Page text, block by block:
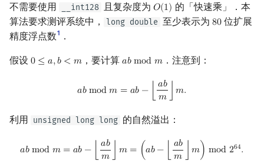
不需要使用
__int128 且复杂度为 𝑂(1)
O(1) 的「快速乘」．本
算法要求测评系统中，
long double 至少表示为 80
80 位扩展
精度浮点数1 ．
假设 0 ≤ 𝑎,𝑏 < 𝑚
0 ≤a ,b<m ，要计算𝑎𝑏mod 𝑚
ab mod m．注意到：
𝑎𝑏mod𝑚 = 𝑎𝑏 − 𝑎𝑏
𝑚
𝑚.
a mod b b m⌋ m
利用 unsigned long long 的自然溢出：
𝑎𝑏mod 𝑚 = 𝑎𝑏 − 𝑎𝑏
𝑚
𝑚 = (𝑎𝑏− 𝑎𝑏
𝑚
𝑚) mod 264.
bmod =a abm ab − m⌋m mod 64